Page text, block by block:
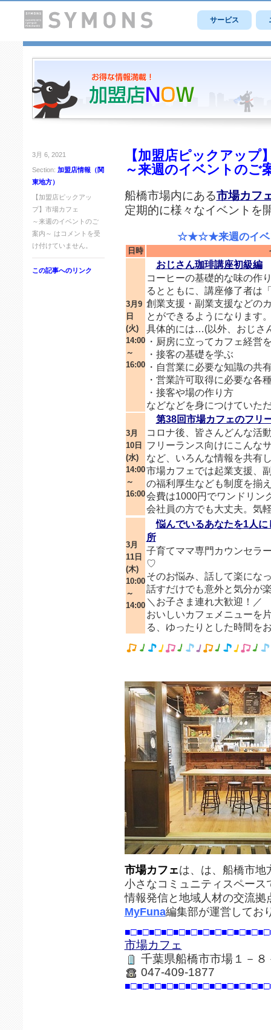
サービス
3月 6, 2021
Section: 加盟店情報（関
東地方）
【加盟店ピックアッ
プ】市場カフェ
～来週のイベントのご
案内～ は コメントを受
け付けていません。
この記事へのリンク
【加盟店ピックアップ
～来週のイベントのご
船橋市場内にある市場カフ
定期的に様々なイベントを
☆★☆★来週のイベン
日時
3月9
日
(火)
14:00
～
16:00
おじさん珈琲講座初級編
コーヒーの基礎的な味の作
るとともに、講座修了者は
創業支援・副業支援などの
とができるようになります
具体的には…(以外、おじさ
・厨房に立ってカフェ経営
・接客の基礎を学ぶ
・自営業に必要な知識の共
・営業許可取得に必要な各
・接客や場の作り方
などなどを身につけていた
3月
10日
(水)
14:00
～
16:00
第38回市場カフェのフリ
コロナ後、皆さんどんな活
フリーランス向けにこんな
など、いろんな情報を共有
市場カフェでは起業支援、
の福利厚生なども制度を揃
会費は1000円でワンドリン
会社員の方でも大丈夫。気
3月
11日
(木)
10:00
～
14:00
悩んでいるあなたを1人
所
子育てママ専門カウンセラ
♡
そのお悩み、話して楽にな
話すだけでも意外と気分が
＼お子さま連れ大歓迎！／
おいしいカフェメニューを
る、ゆったりとした時間を
市場カフェは、は、船橋市地
小さなコミュニティスペース
情報発信と地域人材の交流拠
MyFuna編集部が運営してお
市場カフェ
千葉県船橋市市場１－８
047-409-1877